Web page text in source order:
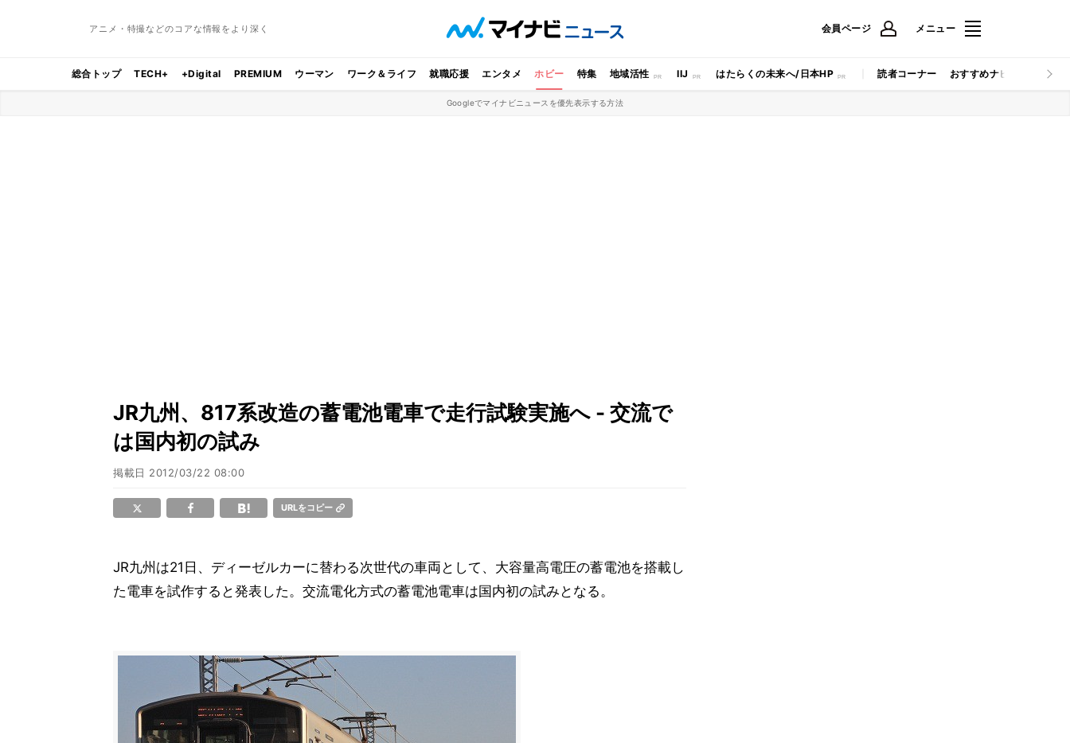
アニメ・特撮などのコアな情報をより深く 会員ページ メニュー
総合トップ TECH+ +Digital PREMIUM ウーマン ワーク＆ライフ 就職応援 エンタメ ホビー 特集 地域活性 IIJ はたらくの未来へ/日本HP 読者コーナー おすすめナビ マイナビ
Googleでマイナビニュースを優先表示する方法
JR九州、817系改造の蓄電池電車で走行試験実施へ - 交流で
は国内初の試み
掲載日 2012/03/22 08:00
URLをコピー
JR九州は21日、ディーゼルカーに替わる次世代の車両として、大容量高電圧の蓄電池を搭載し
た電車を試作すると発表した。交流電化方式の蓄電池電車は国内初の試みとなる。